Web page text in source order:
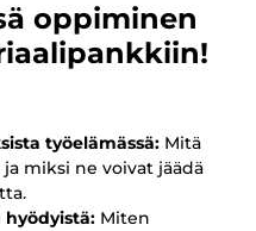
oppiminen
työelämässä: Mitä
miksi ne voivat jäädä
Miten